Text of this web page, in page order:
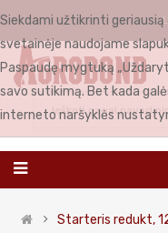
Starteris redukt,
Siekdami užtikrinti
svetainėje naudojame
Paspaudę mygtuką
savo sutikimą. Bet kada
interneto naršyklės